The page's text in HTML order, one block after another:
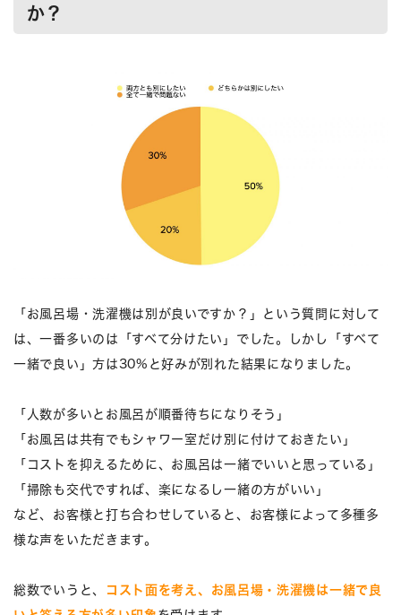
か？
「お風呂場・洗濯機は別が良いですか？」という質問に対して
は、一番多いのは「すべて分けたい」でした。しかし「すべて
一緒で良い」方は30%と好みが別れた結果になりました。
「人数が多いとお風呂が順番待ちになりそう」
「お風呂は共有でもシャワー室だけ別に付けておきたい」
「コストを抑えるために、お風呂は一緒でいいと思っている」
「掃除も交代ですれば、楽になるし一緒の方がいい」
など、お客様と打ち合わせしていると、お客様によって多種多
様な声をいただきます。
総数でいうと、
コスト面を考え、お風呂場・洗濯機は一緒で良